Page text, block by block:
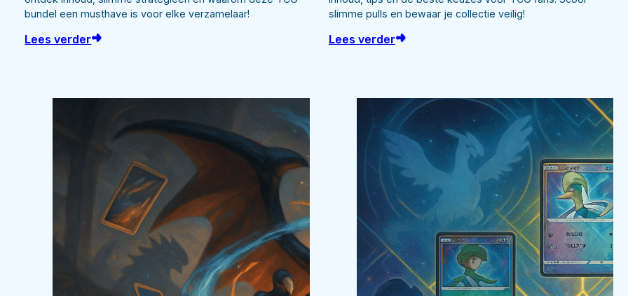
bundel een musthave is voor elke verzamelaar!
Lees verder
slimme pulls en bewaar je collectie veilig!
Lees verder